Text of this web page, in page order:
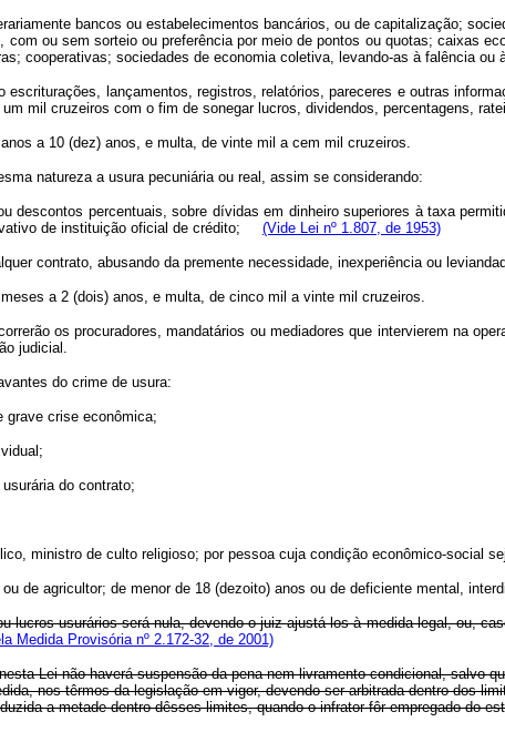
bancos ou estabelecimentos bancários, ou de capitalização;
com ou sem sorteio ou preferência por meio de pontos ou quotas; caixas
cooperativas; sociedades de economia coletiva, levando-as à falência
lançamentos, registros, relatórios, pareceres e outras
mil cruzeiros com o fim de sonegar lucros, dividendos, percentagens,
a 10 (dez) anos, e multa, de vinte mil a cem mil cruzeiros.
natureza a usura pecuniária ou real, assim se considerando:
descontos percentuais, sobre dívidas em dinheiro superiores à taxa
de instituição oficial de crédito; (Vide Lei nº 1.807, de 1953)
contrato, abusando da premente necessidade, inexperiência ou
a 2 (dois) anos, e multa, de cinco mil a vinte mil cruzeiros.
os procuradores, mandatários ou mediadores que intervierem na
judicial.
do crime de usura:
grave crise econômica;
do contrato;
ministro de culto religioso; por pessoa cuja condição econômico-social
de agricultor; de menor de 18 (dezoito) anos ou de deficiente mental,
lucros usurários será nula, devendo o juiz ajustá-los à medida legal, ou,
Medida Provisória nº 2.172-32, de 2001)
Lei não haverá suspensão da pena nem livramento condicional, salvo
nos têrmos da legislação em vigor, devendo ser arbitrada dentro dos
a metade dentro dêsses limites, quando o infrator fôr empregado do